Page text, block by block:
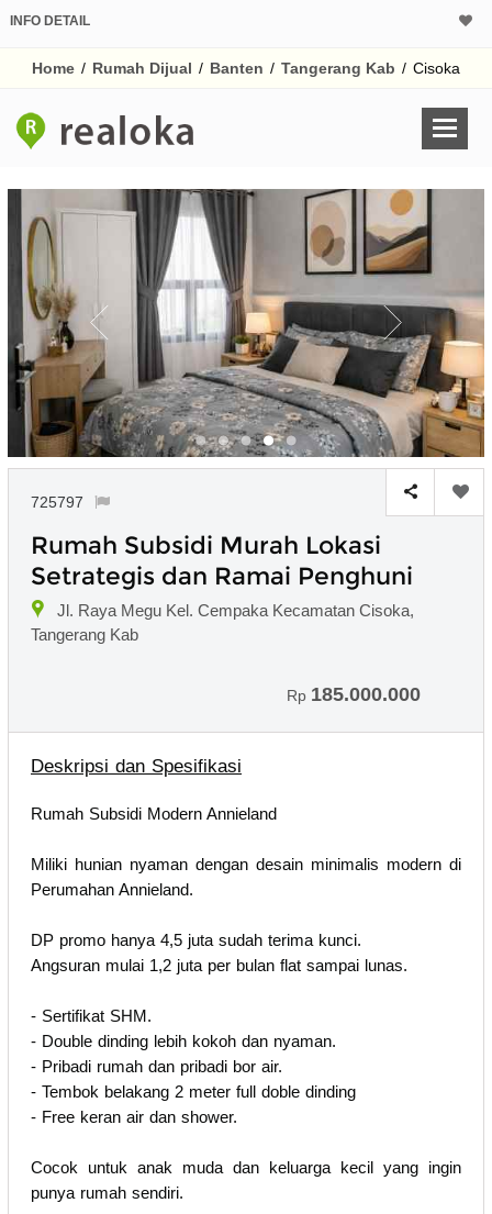
INFO DETAIL
Home / Rumah Dijual / Banten / Tangerang Kab / Cisoka
725797
Rumah Subsidi Murah Lokasi
Setrategis dan Ramai Penghuni
Jl. Raya Megu Kel. Cempaka Kecamatan Cisoka,
Tangerang Kab
Rp 185.000.000
Deskripsi dan Spesifikasi
Rumah Subsidi Modern Annieland
Miliki hunian nyaman dengan desain minimalis modern di
Perumahan Annieland.
DP promo hanya 4,5 juta sudah terima kunci.
Angsuran mulai 1,2 juta per bulan flat sampai lunas.
- Sertifikat SHM.
- Double dinding lebih kokoh dan nyaman.
- Pribadi rumah dan pribadi bor air.
- Tembok belakang 2 meter full doble dinding
- Free keran air dan shower.
Cocok untuk anak muda dan keluarga kecil yang ingin
punya rumah sendiri.
Harga Rp
Untuk hasil simulasi
pada kotak-
Simpan